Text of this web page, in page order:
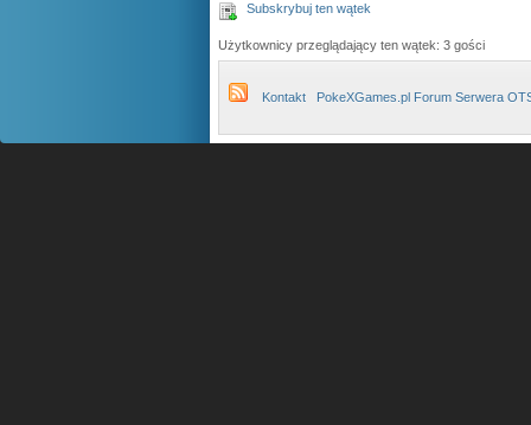
Subskrybuj ten wątek
Użytkownicy przeglądający ten wątek: 3 gości
Kontakt PokeXGames.pl Forum Serwera